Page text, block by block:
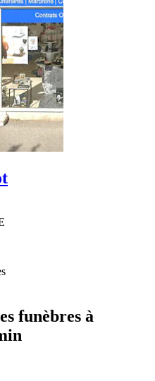
funèbres à